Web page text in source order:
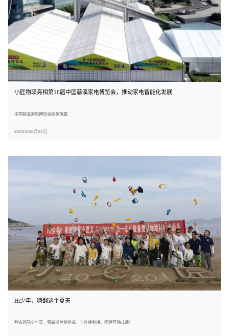
小匠物联亮相第16届中国慈溪家电博览会，推动家电智能化发展
中国慈溪家电博览会完美落幕
2020年08月24日
Hi少年，嗨翻这个夏天
鲜衣怒马少年英，誓斩楼兰梦终成。工作使劲拼，团建可劲儿造！